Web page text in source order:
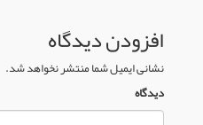
افزودن دیدگاه
نشانی ایمیل شما منتشر نخواهد شد.
دیدگاه